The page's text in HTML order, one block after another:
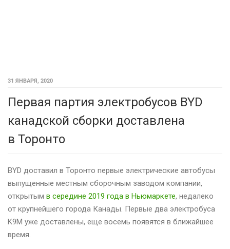
31 ЯНВАРЯ, 2020
Первая партия электробусов BYD
канадской сборки доставлена
в Торонто
BYD доставил в Торонто первые электрические автобусы
выпущенные местным сборочным заводом компании,
открытым в середине 2019 года в Ньюмаркете, недалеко
от крупнейшего города Канады. Первые два электробуса
K9M уже доставлены, еще восемь появятся в ближайшее
время.